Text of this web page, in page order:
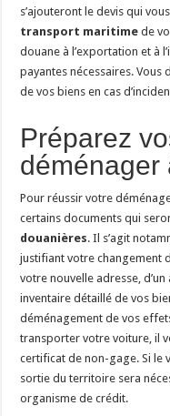
s’ajouteront le devis qui
transport maritime de
douane à l’exportation et à
payantes nécessaires. Vous
de vos biens en cas
Préparez
déménager
Pour réussir votre
certains documents qui
douanières. Il s’agit
justifiant votre changement
votre nouvelle adresse,
inventaire détaillé de vos
déménagement de vos
transporter votre voiture, il
certificat de non-gage. Si le
sortie du territoire sera
organisme de crédit.